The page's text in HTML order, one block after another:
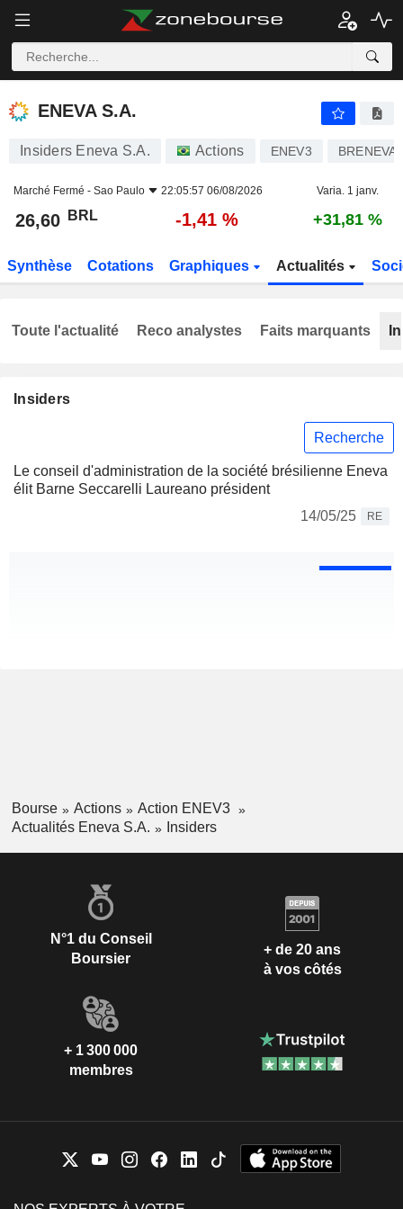
ENEVA S.A.
ENEVA S.A.
Insiders Eneva S.A. Actions ENEV3
Marché Fermé - Sao Paulo 22:05:57 06/08/2026 Varia. 1 janv.
26,60 BRL -1,41 % +31,81 %
Synthèse Cotations Graphiques Actualités
Insiders
Recherche
Le conseil d'administration de la société brésilienne Eneva
élit Barne Seccarelli Laureano président
14/05/25
RE
Toute l'actualité Reco analystes Faits marquants
Bourse Actions
Action ENEV3
Actualités Eneva S.A.
Insiders
N°1 du Conseil
Boursier
+ de 20 ans
à vos côtés
+ 1 300 000
membres